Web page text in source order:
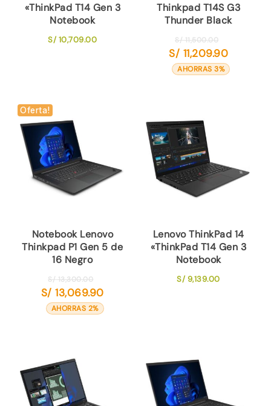
«ThinkPad T14 Gen 3
Notebook
S/10,709.00
Thinkpad T14S G3
Thunder Black
S/11,500.00
precio
original
S/ 11,209.90El
precio
AHORRAS 3%
Oferta!
Notebook Lenovo
Thinkpad P1 Gen 5 de
16 Negro
S/13,300.00
precio
original
S/ 13,069.90El
precio
AHORRAS 2%
Lenovo ThinkPad 14
«ThinkPad T14 Gen 3
Notebook
S/9,139.00